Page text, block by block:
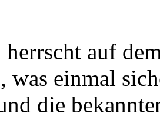
herrscht auf
was einmal
die